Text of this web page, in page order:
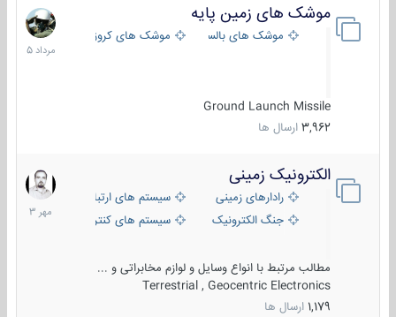
موشک های زمین پایه
موشک های بالستیک موشک های کروز
Ground Launch Missile
3,962 ارسال ها
2
مرداد
1405
الکترونیک زمینی
رادارهای زمینی
سیستم های ارتباطی و جمع آوری
جنگ الکترونیک
سیستم های کنترل آتش و تجهیزات
مطالب مرتبط با انواع وسایل و لوازم مخابراتی و ...
Terrestrial , Geocentric Electronics
1,179 ارسال ها
1
مهر
1403